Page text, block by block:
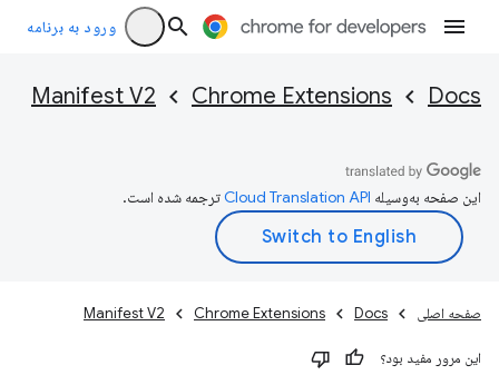
ورود به برنامه
Docs
Chrome Extensions
Manifest V2
این صفحه به‌وسیله ترجمه شده است.
صفحه اصلی Docs
Chrome Extensions
Manifest V2
این مرور مفید بود؟